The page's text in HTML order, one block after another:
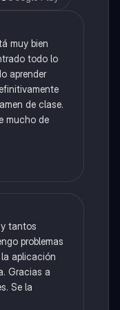
muy bien
todo lo
aprender
de clase.
mucho de
tantos
problemas
aplicación
Gracias a
Se la